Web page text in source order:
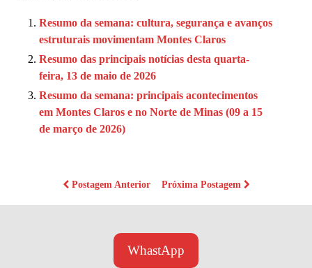
Resumo da semana: cultura, segurança e avanços
estruturais movimentam Montes Claros
Resumo das principais notícias desta quarta-
feira, 13 de maio de 2026
Resumo da semana: principais acontecimentos
em Montes Claros e no Norte de Minas (09 a 15
de março de 2026)
Postagem Anterior Próxima Postagem
WhastApp